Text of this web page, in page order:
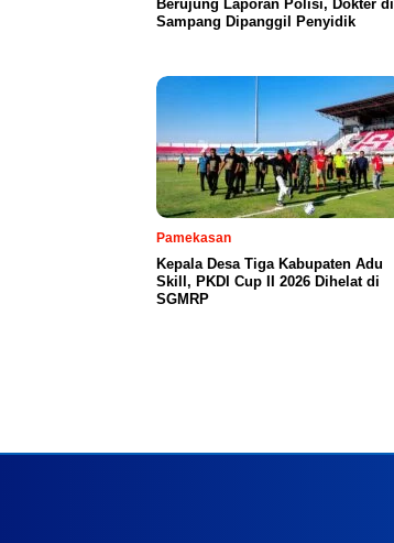
Berujung Laporan Polisi, Dokter di
Sampang Dipanggil Penyidik
Pamekasan
Kepala Desa Tiga Kabupaten Adu
Skill, PKDI Cup II 2026 Dihelat di
SGMRP